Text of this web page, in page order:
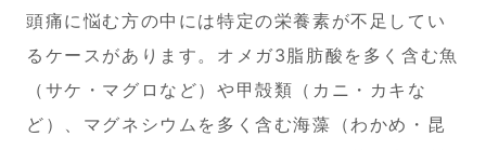
頭痛に悩む方の中には特定の栄養素が不足してい
るケースがあります。オメガ3脂肪酸を多く含む魚
（サケ・マグロなど）や甲殻類（カニ・カキな
ど）、マグネシウムを多く含む海藻（わかめ・昆